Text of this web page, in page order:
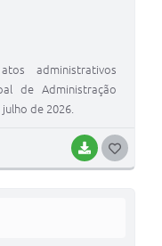
BAIXAR
administrativos
de Administração
de 2026.